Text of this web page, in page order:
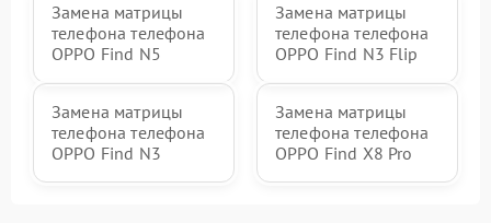
Замена матрицы
телефона телефона
OPPO Find N5
Замена матрицы
телефона телефона
OPPO Find N3 Flip
Замена матрицы
телефона телефона
OPPO Find N3
Замена матрицы
телефона телефона
OPPO Find X8 Pro